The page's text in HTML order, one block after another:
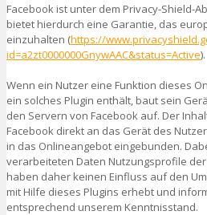
Facebook ist unter dem Privacy-Shield-
bietet hierdurch eine Garantie, das
einzuhalten (https://
id=a2zt0000000GnywAAC&status=Active).
Wenn ein Nutzer eine Funktion dieses
ein solches Plugin enthält, baut sein
den Servern von Facebook auf. Der
Facebook direkt an das Gerät des
in das Onlineangebot eingebunden.
verarbeiteten Daten Nutzungsprofile
haben daher keinen Einfluss auf den
mit Hilfe dieses Plugins erhebt und
entsprechend unserem Kenntnisstand.